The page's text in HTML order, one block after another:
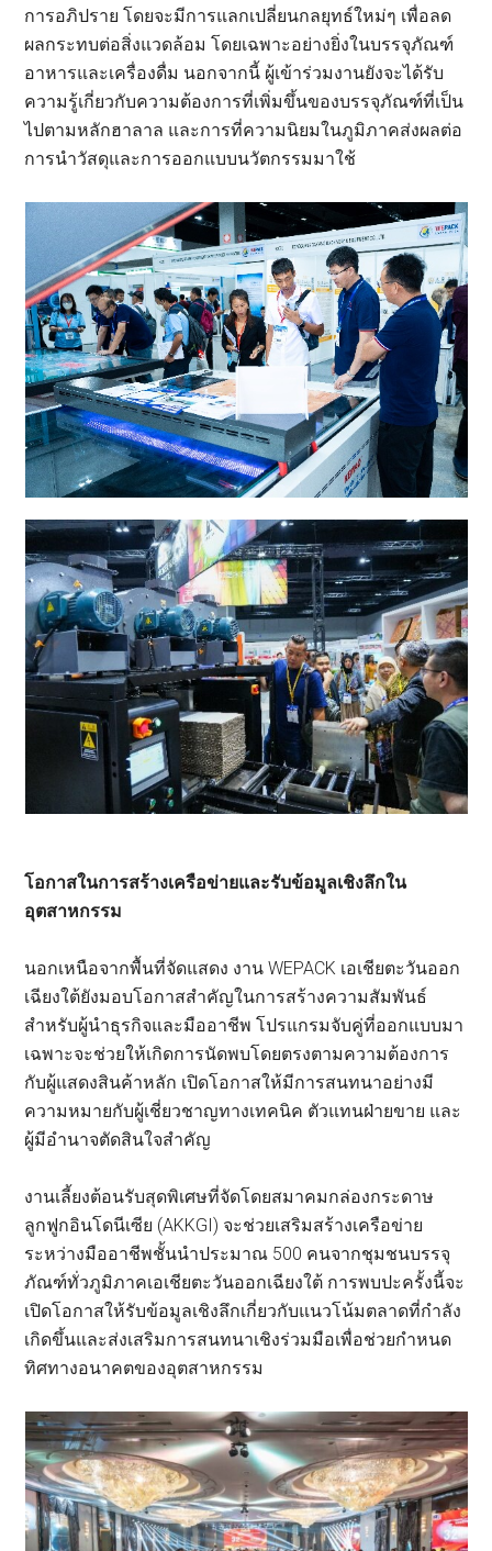
การอภิปราย โดยจะมีการแลกเปลี่ยนกลยุทธ์ใหม่ๆ เพื่อลด
ผลกระทบต่อสิ่งแวดล้อม โดยเฉพาะอย่างยิ่งในบรรจุภัณฑ์
อาหารและเครื่องดื่ม นอกจากนี้ ผู้เข้าร่วมงานยังจะได้รับ
ความรู้เกี่ยวกับความต้องการที่เพิ่มขึ้นของบรรจุภัณฑ์ที่เป็น
ไปตามหลักฮาลาล และการที่ความนิยมในภูมิภาคส่งผลต่อ
การนำวัสดุและการออกแบบนวัตกรรมมาใช้
โอกาสในการสร้างเครือข่ายและรับข้อมูลเชิงลึกใน
อุตสาหกรรม
นอกเหนือจากพื้นที่จัดแสดง งาน WEPACK เอเชียตะวันออก
เฉียงใต้ยังมอบโอกาสสำคัญในการสร้างความสัมพันธ์
สำหรับผู้นำธุรกิจและมืออาชีพ โปรแกรมจับคู่ที่ออกแบบมา
เฉพาะจะช่วยให้เกิดการนัดพบโดยตรงตามความต้องการ
กับผู้แสดงสินค้าหลัก เปิดโอกาสให้มีการสนทนาอย่างมี
ความหมายกับผู้เชี่ยวชาญทางเทคนิค ตัวแทนฝ่ายขาย และ
ผู้มีอำนาจตัดสินใจสำคัญ
งานเลี้ยงต้อนรับสุดพิเศษที่จัดโดยสมาคมกล่องกระดาษ
ลูกฟูกอินโดนีเซีย (AKKGI) จะช่วยเสริมสร้างเครือข่าย
ระหว่างมืออาชีพชั้นนำประมาณ 500 คนจากชุมชนบรรจุ
ภัณฑ์ทั่วภูมิภาคเอเชียตะวันออกเฉียงใต้ การพบปะครั้งนี้จะ
เปิดโอกาสให้รับข้อมูลเชิงลึกเกี่ยวกับแนวโน้มตลาดที่กำลัง
เกิดขึ้นและส่งเสริมการสนทนาเชิงร่วมมือเพื่อช่วยกำหนด
ทิศทางอนาคตของอุตสาหกรรม